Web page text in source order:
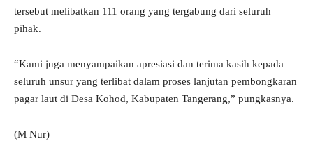
tersebut melibatkan 111 orang yang tergabung dari seluruh
pihak.
“Kami juga menyampaikan apresiasi dan terima kasih kepada
seluruh unsur yang terlibat dalam proses lanjutan pembongkaran
pagar laut di Desa Kohod, Kabupaten Tangerang,” pungkasnya.
(M Nur)